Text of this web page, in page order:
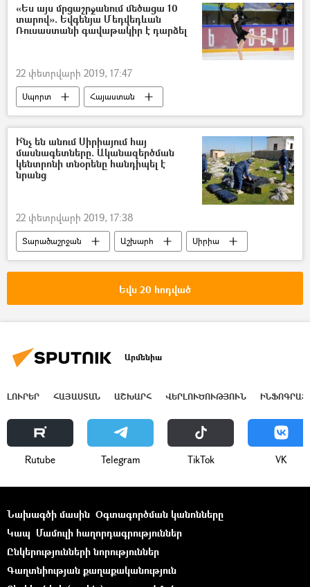
«Ես այս մրցաշրջանում մեծացա 10
տարով». Եվգենյա Մեդվեդևան
Ռուսաստանի գավաթակիր է դարձել
22 փետրվարի 2019, 17:47
Սպորտ
Հայաստան
Եվգենյա Մեդվեդևա–Բաբասյան
Ի՞նչ են անում Սիրիայում հայ
մասնագետները. Ականազերծման
կենտրոնի տնօրենը հանդիպել է
նրանց
22 փետրվարի 2019, 17:38
Տարածաշրջան Աշխարհ Սիրիա
Եվս 20 հոդված
Արմենիա
ԼՈՒՐԵՐ ՀԱՅԱՍՏԱՆ ԱՇԽԱՐՀ ՎԵՐԼՈՒԾՈՒԹՅՈՒՆ
Rutube Telegram ТikТоk VK
Նախագծի մասին Օգտագործման կանոնները
Կապ Մամուլի հաղորդագրություններ
Ընկերությունների նորություններ
Գաղտնիության քաղաքականություն